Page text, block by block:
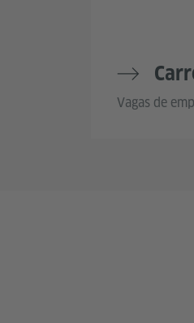
Vagas de